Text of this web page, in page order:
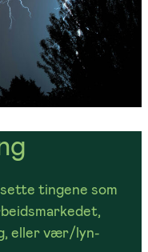
tingene som
eller vær/lyn-